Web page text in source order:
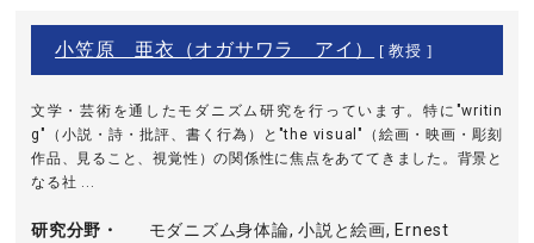
小笠原 亜衣（オガサワラ アイ） [ 教授 ]
文学・芸術を通したモダニズム研究を行っています。特に"writin
g"（小説・詩・批評、書く行為）と"the visual"（絵画・映画・彫刻
作品、見ること、視覚性）の関係性に焦点をあててきました。背景と
なる社 ...
研究分野・
モダニズム身体論, 小説と絵画, Ernest